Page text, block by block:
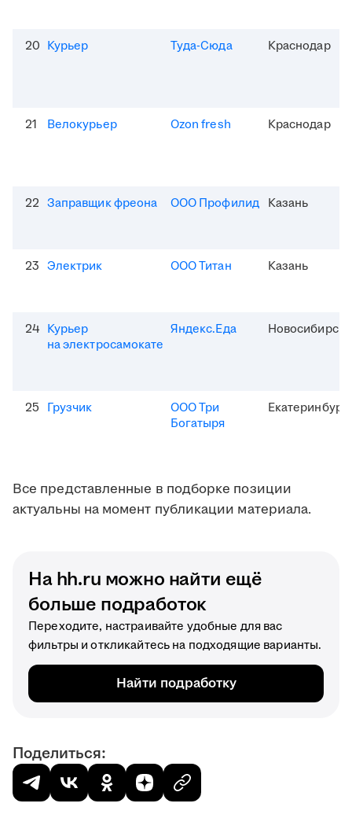
20 Курьер Туда-Сюда Краснодар
21 Велокурьер Ozon fresh Краснодар
22 Заправщик фреона ООО Профилид Казань
23 Электрик ООО Титан Казань
24 Курьер
на электросамокате
Яндекс.Еда Новосибирск
25 Грузчик
ООО Три
Богатыря
Екатеринбург
Все представленные в подборке позиции
актуальны на момент публикации материала.
На hh.ru можно найти ещё
больше подработок
Переходите, настраивайте удобные для вас
фильтры и откликайтесь на подходящие варианты.
Найти подработку
Поделиться: